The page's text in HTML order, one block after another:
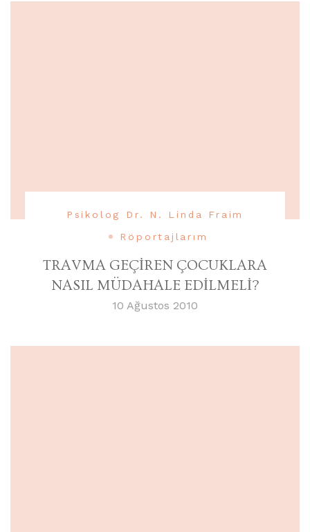
Psikolog Dr. N. Linda Fraim
Röportajlarım
TRAVMA GEÇİREN ÇOCUKLARA
NASIL MÜDAHALE EDİLMELİ?
10 Ağustos 2010